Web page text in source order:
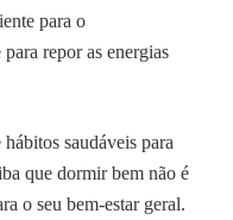
para o
para repor as energias
saudáveis para
que dormir bem não é
o seu bem-estar geral.